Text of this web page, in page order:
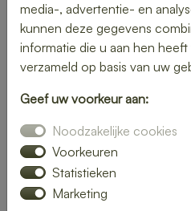
Heerlijke lunch
Kockengen –
gemakkelijk
je lunch bezorgen in
menu van verse broodjes,
maaltijden. Ideaal voor thuis of
Onze gerechten worden met
media-, advertentie- en
kunnen deze gegevens
informatie die u aan hen
verzameld op basis van uw
Geef uw voorkeur aan:
Noodzakelijke cookies
Voorkeuren
Statistieken
Marketing